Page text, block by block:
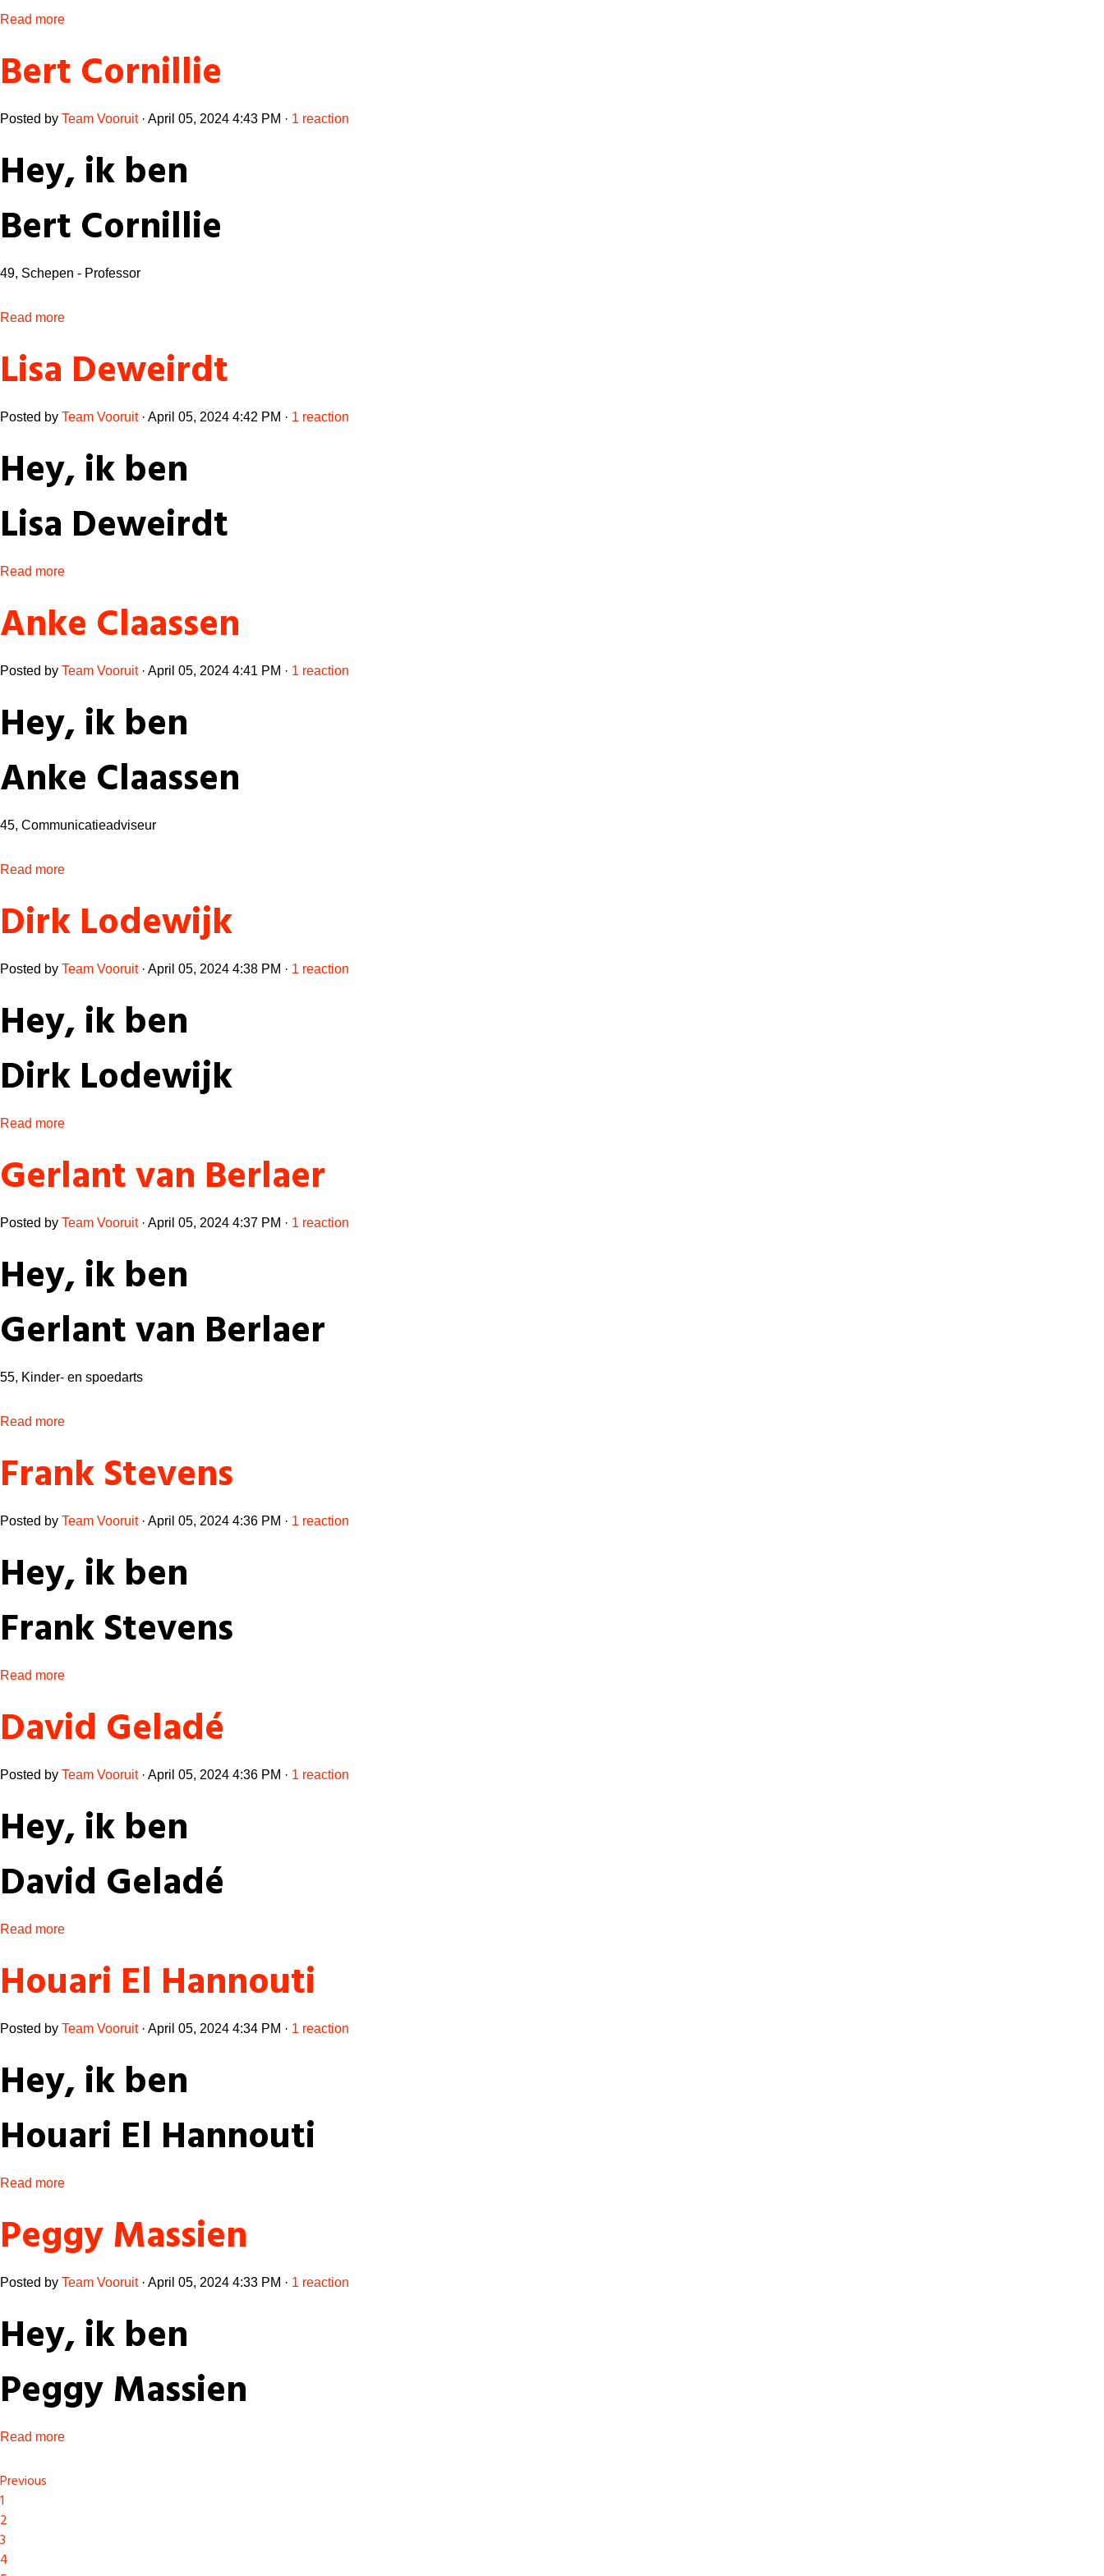
Read more
Bert Cornillie
Posted by Team Vooruit· April 05, 2024 4:43 PM · 1 reaction
Hey, ik ben
Bert Cornillie
49, Schepen - Professor
Read more
Lisa Deweirdt
Posted by Team Vooruit· April 05, 2024 4:42 PM · 1 reaction
Hey, ik ben
Lisa Deweirdt
Read more
Anke Claassen
Posted by Team Vooruit· April 05, 2024 4:41 PM · 1 reaction
Hey, ik ben
Anke Claassen
45, Communicatieadviseur
Read more
Dirk Lodewijk
Posted by Team Vooruit· April 05, 2024 4:38 PM · 1 reaction
Hey, ik ben
Dirk Lodewijk
Read more
Gerlant van Berlaer
Posted by Team Vooruit· April 05, 2024 4:37 PM · 1 reaction
Hey, ik ben
Gerlant van Berlaer
55, Kinder- en spoedarts
Read more
Frank Stevens
Posted by Team Vooruit· April 05, 2024 4:36 PM · 1 reaction
Hey, ik ben
Frank Stevens
Read more
David Geladé
Posted by Team Vooruit· April 05, 2024 4:36 PM · 1 reaction
Hey, ik ben
David Geladé
Read more
Houari El Hannouti
Posted by Team Vooruit· April 05, 2024 4:34 PM · 1 reaction
Hey, ik ben
Houari El Hannouti
Read more
Peggy Massien
Posted by Team Vooruit· April 05, 2024 4:33 PM · 1 reaction
Hey, ik ben
Peggy Massien
Read more
Previous
1
2
3
4